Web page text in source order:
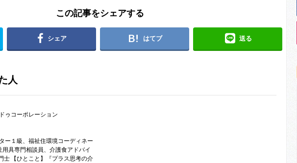
この記事をシェアする
シェア はてブ 送る
人
ゥコーポレーション
ー１級、福祉住環境コーディネー
用具専門相談員、介護食アドバイ
士 【ひとこと】『プラス思考の介